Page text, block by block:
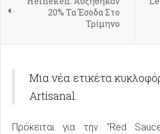
20% Τα Έσοδα Στο
Τρίμηνο
Μια νέα ετικέτα
Artisanal.
Πρόκειται για την "Red